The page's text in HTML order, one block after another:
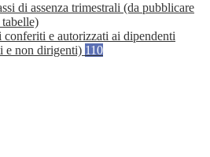
di assenza trimestrali (da pubblicare
conferiti e autorizzati ai dipendenti
e non dirigenti) 110